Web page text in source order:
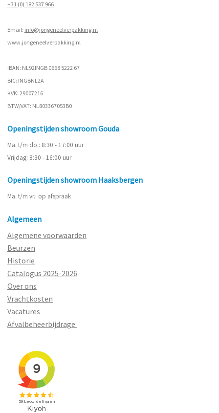
+31 (0) 182 537 966
Email: info@jongeneelverpakking.nl
www.jongeneelverpakking.nl
IBAN: NL92INGB 0668 5222 67
BIC: INGBNL2A
KVK: 29007216
BTW/VAT: NL803367053B0
Openingstijden showroom Gouda
Ma. t/m do.: 8:30 - 17:00 uur
Vrijdag: 8:30 - 16:00 uur
Openingstijden showroom Haaksbergen
Ma. t/m vr.: op afspraak
Algemeen
Algemene voorwaarden
Beurzen
Historie
Catalogus 2025-2026
Over ons
Vrachtkosten
Vacatures
Afvalbeheerbijdrage